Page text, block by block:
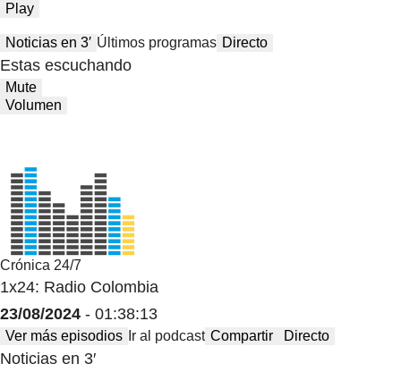
Play
Noticias en 3′ Últimos programas Directo
Estas escuchando
Mute
Volumen
Crónica 24/7
1x24: Radio Colombia
23/08/2024 - 01:38:13
Ver más episodios Ir al podcast Compartir Directo
Noticias en 3′